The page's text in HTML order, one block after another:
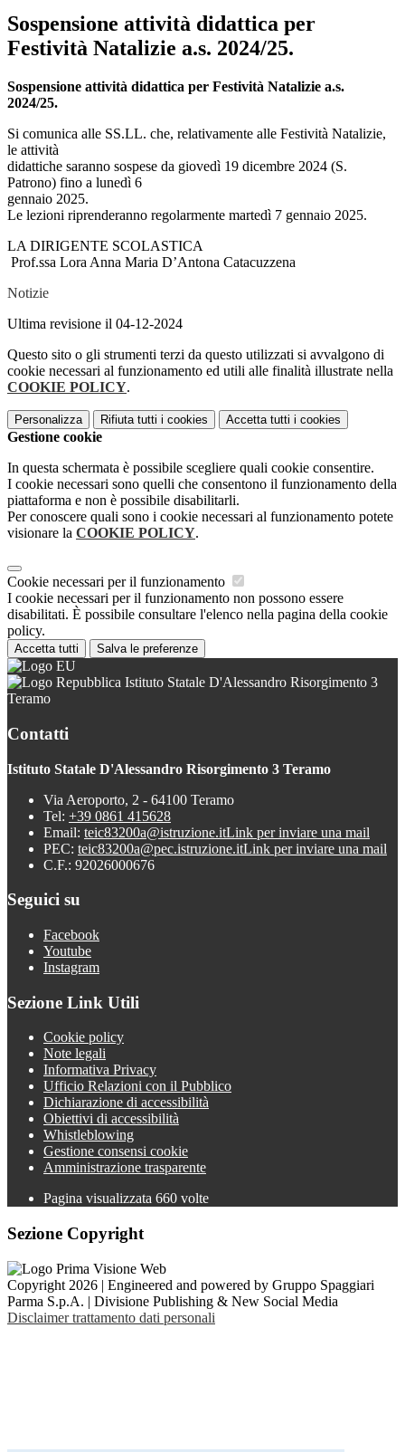
Sospensione attività didattica per
Festività Natalizie a.s. 2024/25.
Sospensione attività didattica per Festività Natalizie a.s.
2024/25.
Si comunica alle SS.LL. che, relativamente alle Festività Natalizie,
le attività
didattiche saranno sospese da giovedì 19 dicembre 2024 (S.
Patrono) fino a lunedì 6
gennaio 2025.
Le lezioni riprenderanno regolarmente martedì 7 gennaio 2025.
LA DIRIGENTE SCOLASTICA
Prof.ssa Lora Anna Maria D’Antona Catacuzzena
Notizie
Ultima revisione il 04-12-2024
Questo sito o gli strumenti terzi da questo utilizzati si avvalgono di
cookie necessari al funzionamento ed utili alle finalità illustrate nella
COOKIE POLICY.
Personalizza Rifiuta tutti i cookies Accetta tutti i cookies
Gestione cookie
In questa schermata è possibile scegliere quali cookie consentire.
I cookie necessari sono quelli che consentono il funzionamento della
piattaforma e non è possibile disabilitarli.
Per conoscere quali sono i cookie necessari al funzionamento potete
visionare la COOKIE POLICY.
Cookie necessari per il funzionamento
I cookie necessari per il funzionamento non possono essere
disabilitati. È possibile consultare l'elenco nella pagina della cookie
policy.
Accetta tutti Salva le preferenze
Istituto Statale D'Alessandro Risorgimento 3
Teramo
Contatti
Istituto Statale D'Alessandro Risorgimento 3 Teramo
Via Aeroporto, 2 - 64100 Teramo
Tel: +39 0861 415628
Email: teic83200a@istruzione.itLink per inviare una mail
PEC: teic83200a@pec.istruzione.itLink per inviare una mail
C.F.: 92026000676
Seguici su
Facebook
Youtube
Instagram
Sezione Link Utili
Cookie policy
Note legali
Informativa Privacy
Ufficio Relazioni con il Pubblico
Dichiarazione di accessibilità
Obiettivi di accessibilità
Whistleblowing
Gestione consensi cookie
Amministrazione trasparente
Pagina visualizzata 660 volte
Sezione Copyright
Copyright 2026 | Engineered and powered by Gruppo Spaggiari
Parma S.p.A. | Divisione Publishing & New Social Media
Disclaimer trattamento dati personali